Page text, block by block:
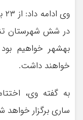
در شش شهرستان
خواهند داشت.
به گفته وی،
ساری برگزار خواهد